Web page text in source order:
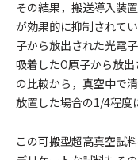
その結果，搬送導入装
が効果的に抑制されて
子から放出された光電
吸着したO原子から放
の比較から，真空中で
放置した場合の1/4程度
この可搬型超高真空試